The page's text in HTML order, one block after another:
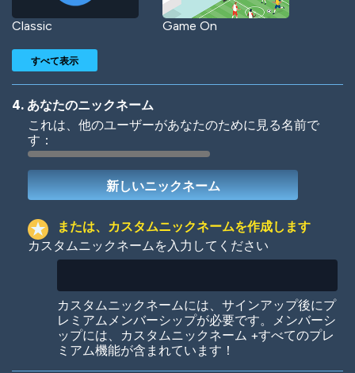
Classic Game On
Woof
Colorful
すべて表示
4. あなたのニックネーム
これは、他のユーザーがあなたのために見る名前で
す：
または、カスタムニックネームを作成します
カスタムニックネームを入力してください
カスタムニックネームには、サインアップ後にプ
レミアムメンバーシップが必要です。メンバーシ
ップには、カスタムニックネーム +すべてのプレ
ミアム機能が含まれています！